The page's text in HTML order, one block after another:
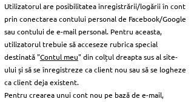
Utilizatorul are posibilitatea înregistrării/logării în cont
prin conectarea contului personal de Facebook/Google
sau contului de e-mail personal. Pentru aceasta,
utilizatorul trebuie să acceseze rubrica special
destinată "Contul meu" din colțul dreapta sus al site-
ului și să se înregistreze ca client nou sau să se logheze
ca client deja existent.
Pentru crearea unui cont nou pe bază de e-mail,